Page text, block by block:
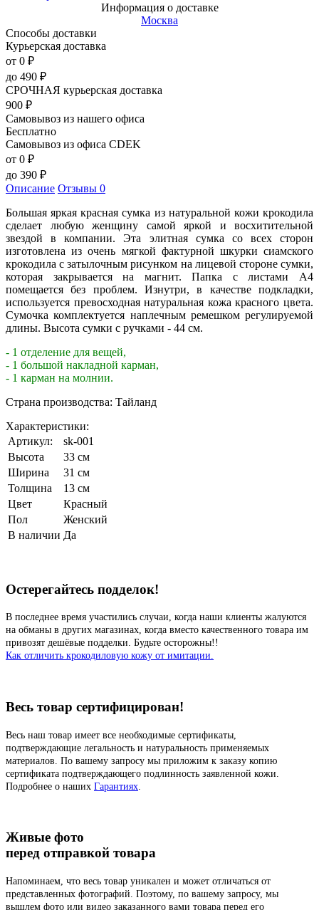
Информация о доставке
Москва
Способы доставки
Курьерская доставка
от 0 ₽
до 490 ₽
СРОЧНАЯ курьерская доставка
900 ₽
Самовывоз из нашего офиса
Бесплатно
Самовывоз из офиса CDEK
от 0 ₽
до 390 ₽
Описание Отзывы 0
Большая яркая красная сумка из натуральной кожи крокодила
сделает любую женщину самой яркой и восхитительной
звездой в компании. Эта элитная сумка со всех сторон
изготовлена из очень мягкой фактурной шкурки сиамского
крокодила с затылочным рисунком на лицевой стороне сумки,
которая закрывается на магнит. Папка с листами А4
помещается без проблем. Изнутри, в качестве подкладки,
используется превосходная натуральная кожа красного цвета.
Сумочка комплектуется наплечным ремешком регулируемой
длины. Высота сумки с ручками - 44 см.
- 1 отделение для вещей,
- 1 большой накладной карман,
- 1 карман на молнии.
Страна производства: Тайланд
Характеристики:
Артикул:
sk-001
Высота
33 см
Ширина
31 см
Толщина
13 см
Цвет
Красный
Пол
Женский
В наличии Да
Остерегайтесь подделок!
В последнее время участились случаи, когда наши клиенты жалуются
на обманы в других магазинах, когда вместо качественного товара им
привозят дешёвые подделки. Будьте осторожны!!
Как отличить крокодиловую кожу от имитации.
Весь товар сертифицирован!
Весь наш товар имеет все необходимые сертификаты,
подтверждающие легальность и натуральность применяемых
материалов. По вашему запросу мы приложим к заказу копию
сертификата подтверждающего подлинность заявленной кожи.
Подробнее о наших Гарантиях
Живые фото
перед отправкой товара
Напоминаем, что весь товар уникален и может отличаться от
представленных фотографий. Поэтому, по вашему запросу, мы
вышлем фото или видео заказанного вами товара перед его